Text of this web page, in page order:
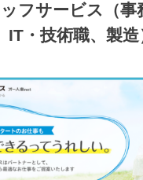
フサービス（事
・技術職、製造